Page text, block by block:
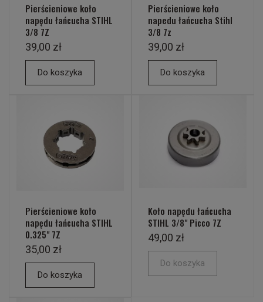
Pierścieniowe koło
napędu łańcucha STIHL
3/8 7Z
39,00 zł
Do koszyka
Pierścieniowe koło
napedu łańcucha Stihl
3/8 7z
39,00 zł
Do koszyka
Pierścieniowe koło
napędu łańcucha STIHL
0.325" 7Z
35,00 zł
Do koszyka
Koło napędu łańcucha
STIHL 3/8" Picco 7Z
49,00 zł
Do koszyka